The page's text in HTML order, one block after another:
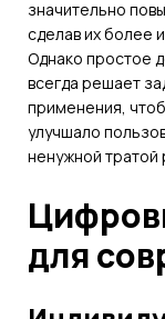
значительно
сделав их более
Однако простое
всегда решает
применения,
улучшало
ненужной тратой
для